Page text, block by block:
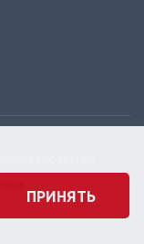
системам
ПРИНЯТЬ